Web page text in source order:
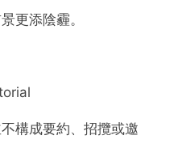
更添陰霾。
構成要約、招攬或邀